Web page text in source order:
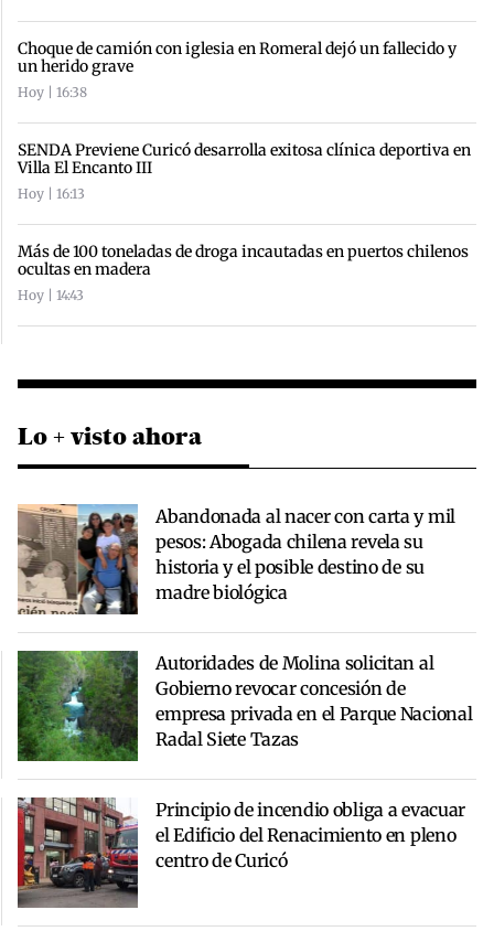
Choque de camión con iglesia en Romeral dejó un fallecido y
un herido grave
Hoy | 16:38
SENDA Previene Curicó desarrolla exitosa clínica deportiva en
Villa El Encanto III
Hoy | 16:13
Más de 100 toneladas de droga incautadas en puertos chilenos
ocultas en madera
Hoy | 14:43
Lo + visto ahora
Abandonada al nacer con carta y mil
pesos: Abogada chilena revela su
historia y el posible destino de su
madre biológica
Autoridades de Molina solicitan al
Gobierno revocar concesión de
empresa privada en el Parque Nacional
Radal Siete Tazas
Principio de incendio obliga a evacuar
el Edificio del Renacimiento en pleno
centro de Curicó